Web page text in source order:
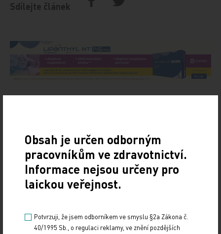
Sdílejte článek
Obsah je určen odborným
pracovníkům ve zdravotnictví.
Informace nejsou určeny pro
laickou veřejnost.
Potvrzuji, že jsem odborníkem ve smyslu §2a Zákona č.
40/1995 Sb., o regulaci reklamy, ve znění pozdějších